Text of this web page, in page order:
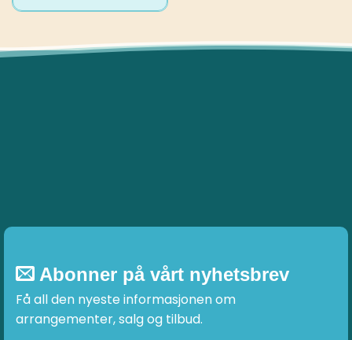
Abonner på vårt nyhetsbrev
Få all den nyeste informasjonen om
arrangementer, salg og tilbud.